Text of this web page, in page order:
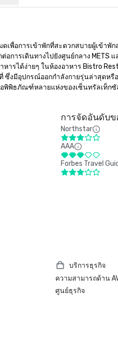
พื่อการเข้าพักที่สะดวกสบายผู้เข้าพั
อการเดินทางไปยังศูนย์กลาง
ารได้ง่ายๆ ในห้องอาหาร Bistro
ซึ่งมีอุปกรณ์ออกกำลังกายรุ่นล่าสุดห
อพิพิธภัณฑ์หลายแห่งของเซ็นทรัลเท็
การจัดอันดับ
Northstar
AAA
Forbes Travel
บริการธุรกิจ
ความสามารถด้าน
ศูนย์ธุรกิจ